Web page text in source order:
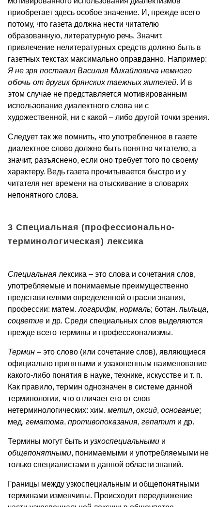
приобретает здесь особое значение. И, прежде всего
потому, что газета должна нести читателю
образованную, литературную речь. Значит,
привлечение нелитературных средств должно быть в
газетных текстах максимально оправданно. Например:
Я не зря поставил Василия Михайловича немного
обочь от других брянских таежных жителей. И в
этом случае не представляется мотивированным
использование диалектного слова ни с
художественной, ни с какой – либо другой точки зрения.
Следует так же помнить, что употребленное в газете
диалектное слово должно быть понятно читателю, а
значит, разъяснено, если оно требует того по своему
характеру. Ведь газета прочитывается быстро и у
читателя нет времени на отыскивание в словарях
непонятного слова.
3 Специальная (профессионально-
терминологическая) лексика
Специальная лексика – это слова и сочетания слов,
употребляемые и понимаемые преимущественно
представителями определенной отрасли знания,
профессии: матем. логарифм, нормаль; ботан. пыльца,
соцветие и др. Среди специальных слов выделяются
прежде всего термины и профессионализмы.
Термин – это слово (или сочетание слов), являющиеся
официально принятыми и узаконенным наименование
какого-либо понятия в науке, технике, искусстве и т. п.
Как правило, термин однозначен в системе данной
терминологии, что отличает его от слов
нетерминологических: хим. метил, оксид, основание;
мед. гематома, противопоказания, гепатит и др.
Термины могут быть и узкоспециальными и
общепонятными, понимаемыми и употребляемыми не
только специалистами в данной области знаний.
Границы между узкоспециальным и общепонятными
терминами изменчивы. Происходит передвижение